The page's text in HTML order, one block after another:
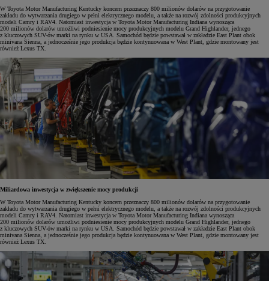
W Toyota Motor Manufacturing Kentucky koncern przeznaczy 800 milionów dolarów na przygotowanie
zakładu do wytwarzania drugiego w pełni elektrycznego modelu, a także na rozwój zdolności produkcyjnych
modeli Camry i RAV4. Natomiast inwestycja w Toyota Motor Manufacturing Indiana wynosząca
200 milionów dolarów umożliwi podniesienie mocy produkcyjnych modelu Grand Highlander, jednego
z kluczowych SUV-ów marki na rynku w USA. Samochód będzie powstawał w zakładzie East Plant obok
minivana Sienna, a jednocześnie jego produkcja będzie kontynuowana w West Plant, gdzie montowany jest
również Lexus TX.
Miliardowa inwestycja w zwiększenie mocy produkcji
W Toyota Motor Manufacturing Kentucky koncern przeznaczy 800 milionów dolarów na przygotowanie
zakładu do wytwarzania drugiego w pełni elektrycznego modelu, a także na rozwój zdolności produkcyjnych
modeli Camry i RAV4. Natomiast inwestycja w Toyota Motor Manufacturing Indiana wynosząca
200 milionów dolarów umożliwi podniesienie mocy produkcyjnych modelu Grand Highlander, jednego
z kluczowych SUV-ów marki na rynku w USA. Samochód będzie powstawał w zakładzie East Plant obok
minivana Sienna, a jednocześnie jego produkcja będzie kontynuowana w West Plant, gdzie montowany jest
również Lexus TX.